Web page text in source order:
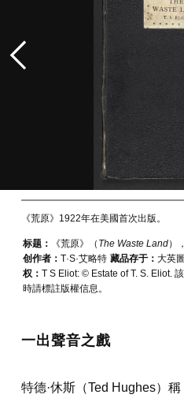
《荒原》1922年在美國首次出版。
标题： 《荒原》（ The Waste Land）
创作者： T·S·艾略特 藏品存于： 大英
权： T S Eliot: © Estate of T. S. Eliot.
時請標註版權信息。
一出聲音之戲
特德·休斯（Ted Hughes）